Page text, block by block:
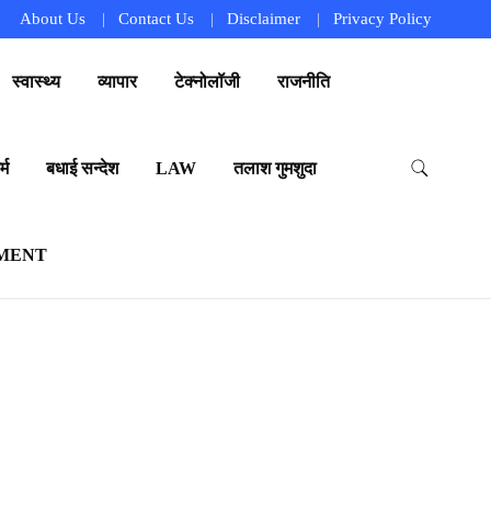
About Us Contact Us Disclaimer Privacy Policy
स्वास्थ्य व्यापार टेक्नोलॉजी राजनीति
बधाई सन्देश LAW तलाश गुमशुदा